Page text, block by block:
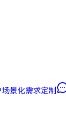
景化需求定制